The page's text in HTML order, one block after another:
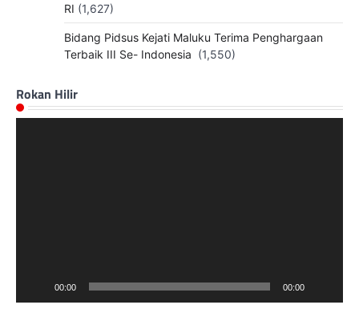
RI (1,627)
Bidang Pidsus Kejati Maluku Terima Penghargaan
Terbaik III Se- Indonesia (1,550)
Rokan Hilir
00:00 00:00